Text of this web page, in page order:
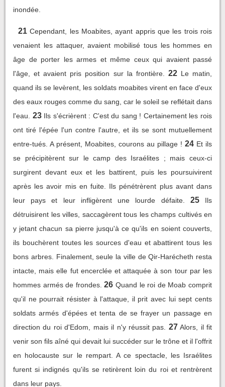
inondée.
21 Cependant, les Moabites, ayant appris que les trois rois
venaient les attaquer, avaient mobilisé tous les hommes en
âge de porter les armes et même ceux qui avaient passé
l'âge, et avaient pris position sur la frontière.
22 Le matin,
quand ils se levèrent, les soldats moabites virent en face d'eux
des eaux rouges comme du sang, car le soleil se reflétait dans
l'eau.
23 Ils s'écrièrent : C'est du sang ! Certainement les rois
ont tiré l'épée l'un contre l'autre, et ils se sont mutuellement
entre-tués. A présent, Moabites, courons au pillage ! 24 Et ils
se précipitèrent sur le camp des Israélites ; mais ceux-ci
surgirent devant eux et les battirent, puis les poursuivirent
après les avoir mis en fuite. Ils pénétrèrent plus avant dans
leur pays et leur infligèrent une lourde défaite.
25
Ils
détruisirent les villes, saccagèrent tous les champs cultivés en
y jetant chacun sa pierre jusqu'à ce qu'ils en soient couverts,
ils bouchèrent toutes les sources d'eau et abattirent tous les
bons arbres. Finalement, seule la ville de Qir-Harécheth resta
intacte, mais elle fut encerclée et attaquée à son tour par les
hommes armés de frondes. 26 Quand le roi de Moab comprit
qu'il ne pourrait résister à l'attaque, il prit avec lui sept cents
soldats armés d'épées et tenta de se frayer un passage en
direction du roi d'Edom, mais il n'y réussit pas.
27 Alors, il fit
venir son fils aîné qui devait lui succéder sur le trône et il l'offrit
en holocauste sur le rempart. A ce spectacle, les Israélites
furent si indignés qu'ils se retirèrent loin du roi et rentrèrent
dans leur pays.